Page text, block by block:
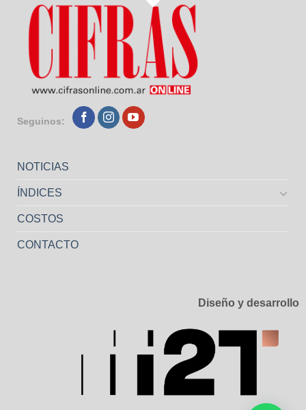
Seguinos:
NOTICIAS
ÍNDICES
COSTOS
CONTACTO
Diseño y desarrollo